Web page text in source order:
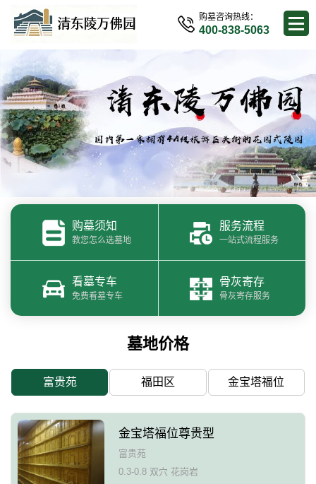
购墓咨询热线：
400-838-5063
购墓须知
教您怎么选墓地
服务流程
一站式流程服务
看墓专车
免费看墓专车
骨灰寄存
骨灰寄存服务
墓地价格
富贵苑 福田区 金宝塔福位
金宝塔福位尊贵型
富贵苑
0.3-0.8 双穴 花岗岩